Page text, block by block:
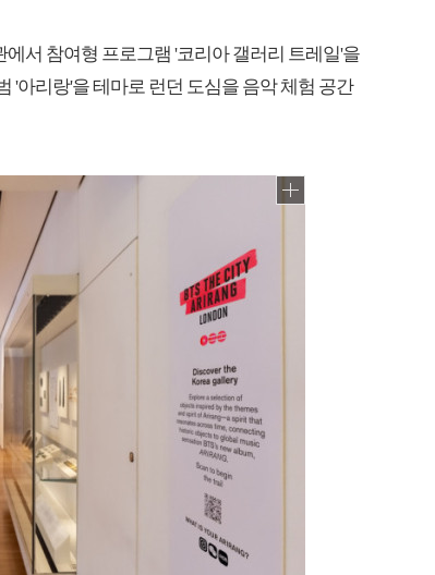
서 참여형 프로그램 '코리아 갤러리 트레일'을
'아리랑'을 테마로 런던 도심을 음악 체험 공간